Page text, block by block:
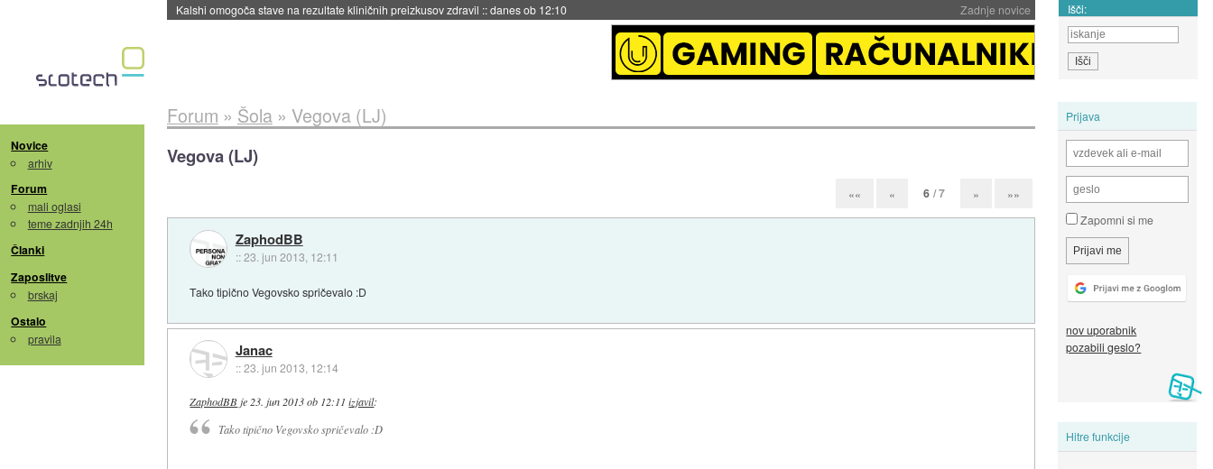
Zadnje novice
danes ob 11:37 Išči:
Novice
arhiv
Forum
mali oglasi
teme zadnjih 24h
Članki
Zaposlitve
brskaj
Ostalo
pravila
Prijava
Zapomni si me
nov uporabnik
pozabili geslo?
Hitre funkcije
Forum » Šola» Vegova (LJ)
Vegova (LJ)
«« « 6 / 7 » »»
ZaphodBB
::23. jun 2013, 12:11
Tako tipično Vegovsko spričevalo :D
Janac
::23. jun 2013, 12:14
ZaphodBBje23. jun 2013 ob 12:11 izjavil:
Tako tipično Vegovsko spričevalo :D